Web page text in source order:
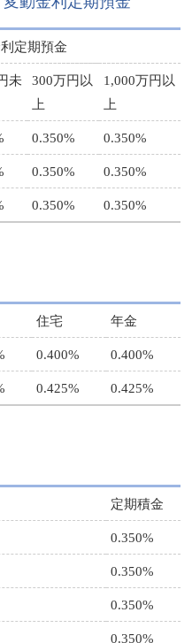
定期預金
未
300万円以
上
1,000万円以
上
0.350% 0.350%
0.350% 0.350%
0.350% 0.350%
住宅 年金
0.400% 0.400%
0.425% 0.425%
定期積金
0.350%
0.350%
0.350%
0.350%